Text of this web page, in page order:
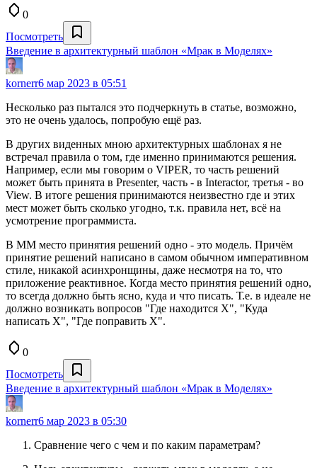
0
Посмотреть
Введение в архитектурный шаблон «Мрак в Моделях»
kornerr6 мар 2023 в 05:51
Несколько раз пытался это подчеркнуть в статье, возможно,
это не очень удалось, попробую ещё раз.
В других виденных мною архитектурных шаблонах я не
встречал правила о том, где именно принимаются решения.
Например, если мы говорим о VIPER, то часть решений
может быть принята в Presenter, часть - в Interactor, третья - во
View. В итоге решения принимаются неизвестно где и этих
мест может быть сколько угодно, т.к. правила нет, всё на
усмотрение программиста.
В ММ место принятия решений одно - это модель. Причём
принятие решений написано в самом обычном императивном
стиле, никакой асинхронщины, даже несмотря на то, что
приложение реактивное. Когда место принятия решений одно,
то всегда должно быть ясно, куда и что писать. Т.е. в идеале не
должно возникать вопросов "Где находится X", "Куда
написать X", "Где поправить X".
0
Посмотреть
Введение в архитектурный шаблон «Мрак в Моделях»
kornerr6 мар 2023 в 05:30
Сравнение чего с чем и по каким параметрам?